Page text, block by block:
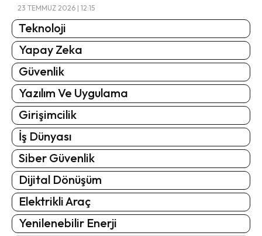
23 TEMMUZ 2026 | 12:15
Teknoloji
Yapay Zeka
Güvenlik
Yazılım Ve Uygulama
Girişimcilik
İş Dünyası
Siber Güvenlik
Dijital Dönüşüm
Elektrikli Araç
Yenilenebilir Enerji